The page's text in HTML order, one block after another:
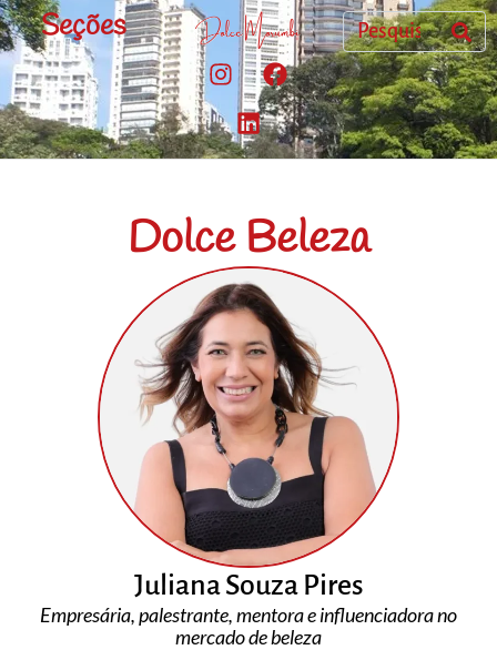
Seções
Dolce Beleza
Juliana Souza Pires
Empresária, palestrante, mentora e influenciadora no
mercado de beleza